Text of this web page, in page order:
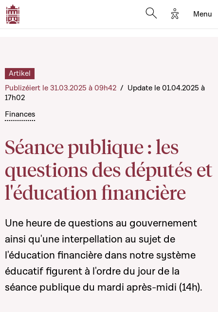
Options
Menu
Finances
Séance publique : les
questions des députés et
l'éducation financière
Artikel
Publizéiert le 31.03.2025 à 09h42 / Update le 01.04.2025 à
17h02
Une heure de questions au gouvernement
ainsi qu'une interpellation au sujet de
l'éducation financière dans notre système
éducatif figurent à l'ordre du jour de la
séance publique du mardi après-midi (14h).